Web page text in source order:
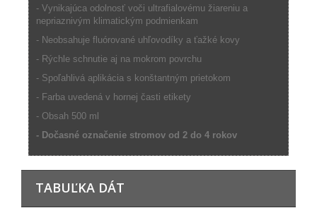
- Vynikajúca odolnosť voči ultrafialovému žiareniu a
nepriaznivým klimatickým podmienkam
- Neobsahuje fluórované uhľovodíky a ťažké kovy
- Rýchle schnutie aj na mokrom povrchu
- Spoľahlivá aplikácia s konštantným prietokom
- Farba uvedená v hornej časti etikety
- Obsah 500 ml
- Dočasné označenie stromov od 2 do 4 rokov
TABUĽKA DÁT